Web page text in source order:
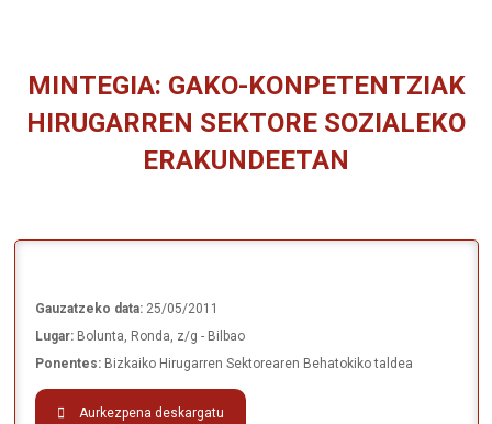
MINTEGIA: GAKO-KONPETENTZIAK
HIRUGARREN SEKTORE SOZIALEKO
ERAKUNDEETAN
Gauzatzeko data: 25/05/2011
Lugar: Bolunta, Ronda, z/g - Bilbao
Ponentes: Bizkaiko Hirugarren Sektorearen Behatokiko taldea
Aurkezpena deskargatu